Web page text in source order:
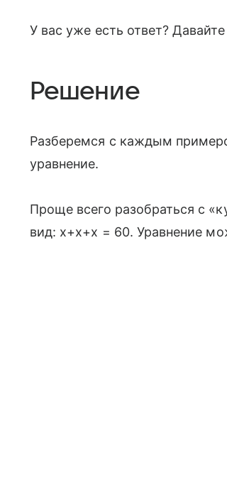
У вас уже есть ответ?
Решение
Разберемся с каждым
уравнение.
Проще всего разобраться с
вид: x+x+x = 60. Уравнение